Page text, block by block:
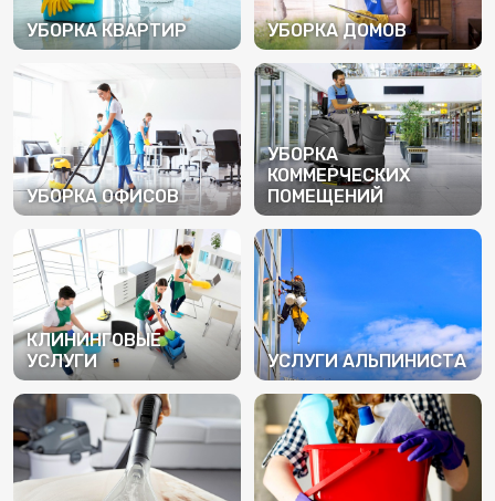
УБОРКА КВАРТИР УБОРКА ДОМОВ
ПОДРОБНЕЕ
УБОРКА ОФИСОВ
ПОДРОБНЕЕ
УБОРКА
КОММЕРЧЕСКИХ
ПОМЕЩЕНИЙ
ПОДРОБНЕЕ
КЛИНИНГОВЫЕ
УСЛУГИ
ПОДРОБНЕЕ
УСЛУГИ АЛЬПИНИСТА
ПОДРОБНЕЕ